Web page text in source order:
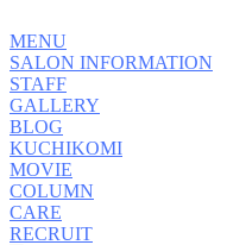
MENU
SALON INFORMATION
STAFF
GALLERY
BLOG
KUCHIKOMI
MOVIE
COLUMN
CARE
RECRUIT